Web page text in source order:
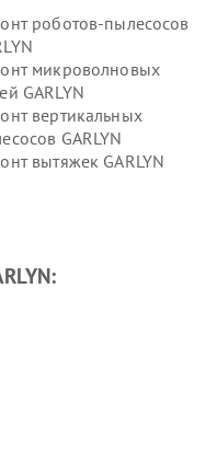
роботов-пылесосов
микроволновых
GARLYN
вертикальных
GARLYN
вытяжек GARLYN